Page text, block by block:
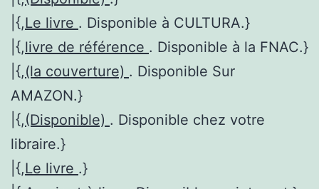
|{,Le livre . Disponible à CULTURA.}
|{,livre de référence . Disponible à la FNAC.}
|{,(la couverture) . Disponible Sur
AMAZON.}
|{,(Disponible) . Disponible chez votre
libraire.}
|{,Le livre .}